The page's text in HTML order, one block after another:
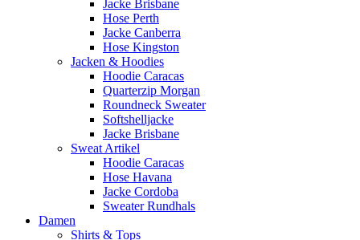
Jacke Brisbane
Hose Perth
Jacke Canberra
Hose Kingston
Jacken & Hoodies
Hoodie Caracas
Quarterzip Morgan
Roundneck Sweater
Softshelljacke
Jacke Brisbane
Sweat Artikel
Hoodie Caracas
Hose Havana
Jacke Cordoba
Sweater Rundhals
Damen
Shirts & Tops